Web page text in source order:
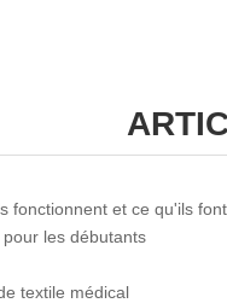
fonctionnent et ce qu'ils font
les débutants
textile médical